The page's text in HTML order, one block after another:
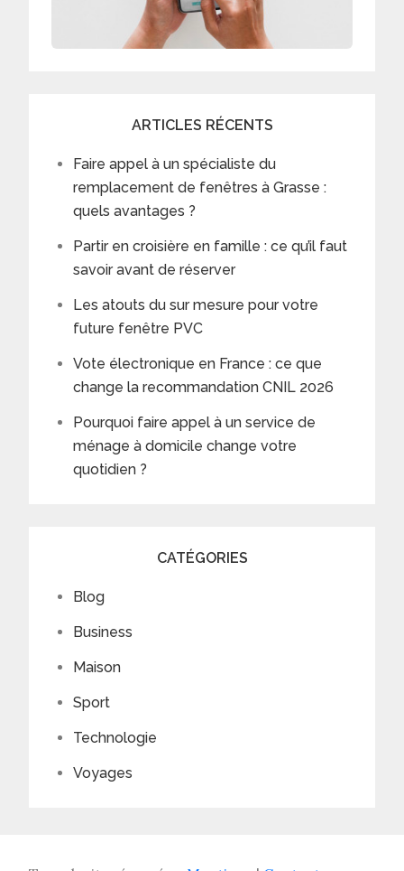
ARTICLES RÉCENTS
Faire appel à un spécialiste du
remplacement de fenêtres à Grasse :
quels avantages ?
Partir en croisière en famille : ce qu’il faut
savoir avant de réserver
Les atouts du sur mesure pour votre
future fenêtre PVC
Vote électronique en France : ce que
change la recommandation CNIL 2026
Pourquoi faire appel à un service de
ménage à domicile change votre
quotidien ?
CATÉGORIES
Blog
Business
Maison
Sport
Technologie
Voyages